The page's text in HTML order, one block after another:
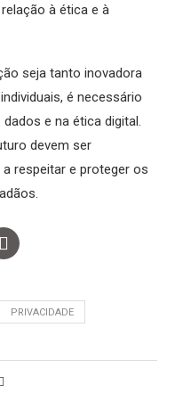
à ética e à
seja tanto inovadora
é necessário
e na ética digital.
devem ser
respeitar e proteger os
PRIVACIDADE